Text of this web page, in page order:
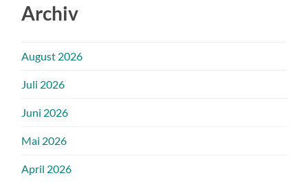
Archiv
August 2026
Juli 2026
Juni 2026
Mai 2026
April 2026